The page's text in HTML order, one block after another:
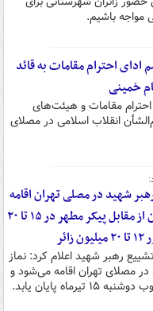
باشیم.
ادای احترام مقامات به قائد
خمینی
مقامات و هیئت‌های
انقلاب اسلامی در مصلای
شهید در مصلی تهران اقامه
می‌شود/ عبور زائران از مقابل پیکر مطهر در ۱۵ تا ۲۰
رهبر شهید اعلام کرد: نماز
مصلای تهران اقامه می‌شود و
پایان یابد.